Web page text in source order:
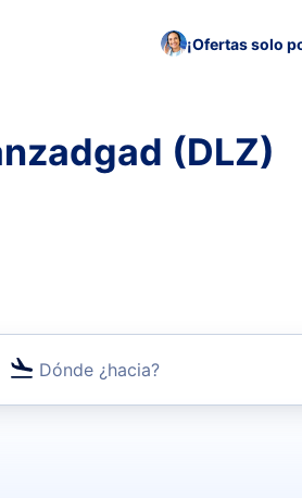
¡Ofertas solo
(DLZ)
Dónde ¿hacia?
o por vuelos directos